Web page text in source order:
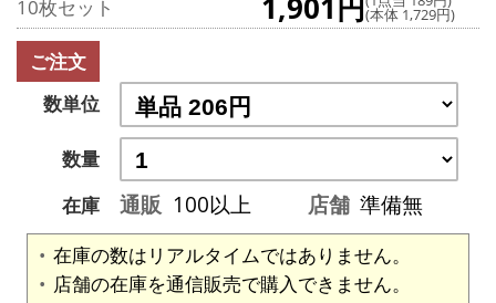
10枚セット (本体 1,729円)
ご注文
数単位
数量
在庫
通販 100以上 店舗 準備無
在庫の数はリアルタイムではありません。
店舗の在庫を通信販売で購入できません。